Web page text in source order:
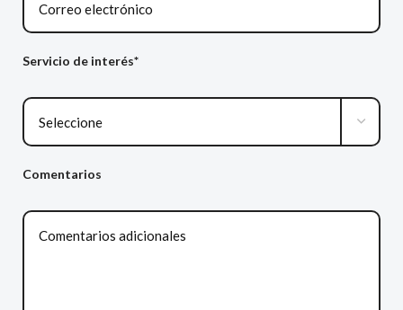
Servicio de interés*
Comentarios